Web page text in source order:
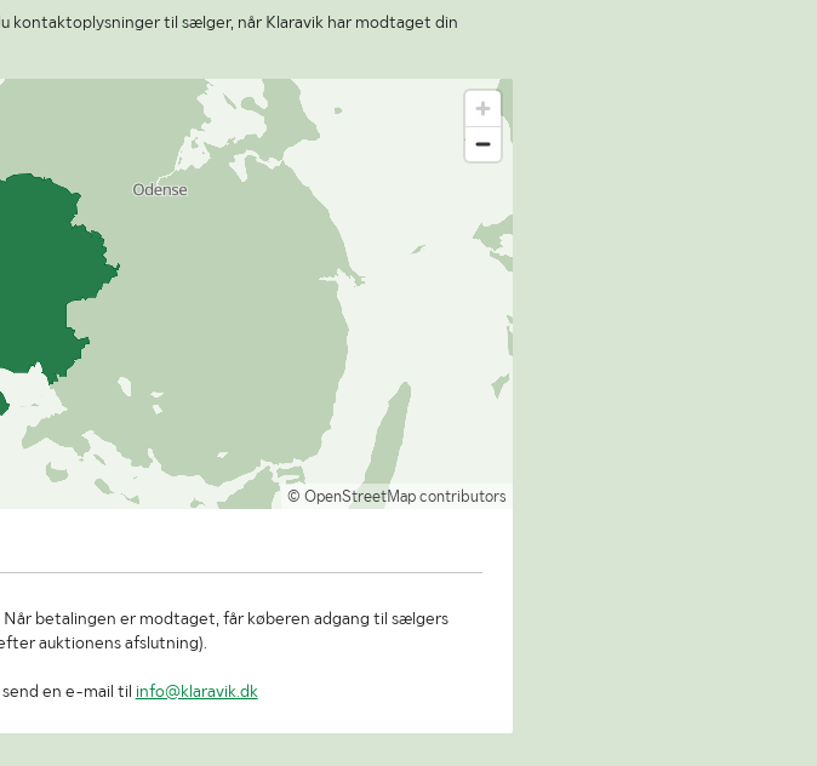
kontaktoplysninger til sælger, når Klaravik har modtaget din
© OpenStreetMap contributors
betalingen er modtaget, får køberen adgang til sælgers
auktionens afslutning).
en e-mail til info@klaravik.dk